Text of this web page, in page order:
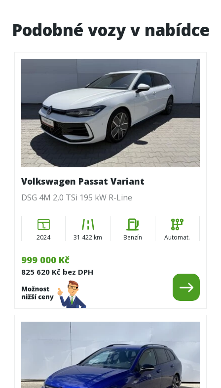
Podobné vozy v nabídce
999 000 Kč
825 620 Kč bez DPH
Volkswagen Passat Variant
DSG 4M 2,0 TSi 195 kW R-Line
2024 31 422 km Benzín Automat.